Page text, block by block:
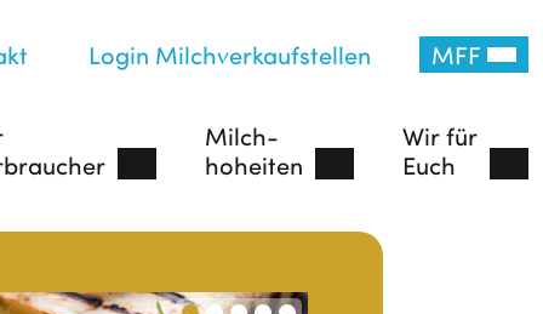
Login Milchverkaufstellen MFF
Milch-
hoheiten
Wir für
Euch